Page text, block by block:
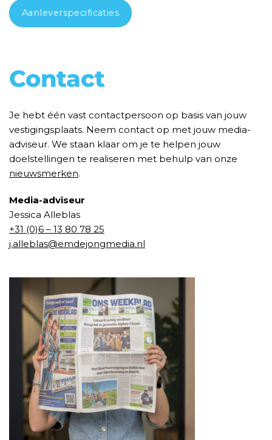
Aanleverspecificaties
Contact
Je hebt één vast contactpersoon op basis van jouw
vestigingsplaats. Neem contact op met jouw media-
adviseur. We staan klaar om je te helpen jouw
doelstellingen te realiseren met behulp van onze
nieuwsmerken.
Media-adviseur
Jessica Alleblas
+31 (0)6 – 13 80 78 25
j.alleblas@emdejongmedia.nl